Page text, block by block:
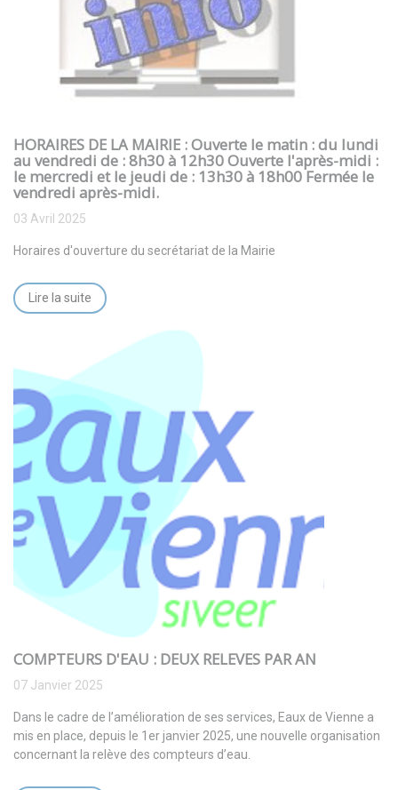
HORAIRES DE LA MAIRIE : Ouverte le matin : du lundi
au vendredi de : 8h30 à 12h30 Ouverte l'après-midi :
le mercredi et le jeudi de : 13h30 à 18h00 Fermée le
vendredi après-midi.
03 Avril 2025
Horaires d'ouverture du secrétariat de la Mairie
Lire la suite
COMPTEURS D'EAU : DEUX RELEVES PAR AN
07 Janvier 2025
Dans le cadre de l’amélioration de ses services, Eaux de Vienne a
mis en place, depuis le 1er janvier 2025, une nouvelle organisation
concernant la relève des compteurs d’eau.